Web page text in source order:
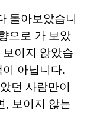
돌아보았습니
으로 가 보았
이지 않았습
아닙니다.
던 사람만이
, 보이지 않는